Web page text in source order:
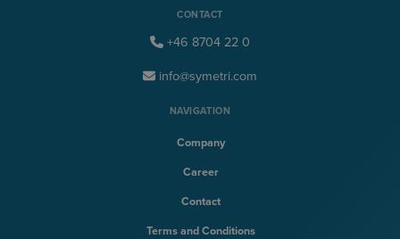
CONTACT
+46 8704 22 0
info@symetri.com
NAVIGATION
Company
Career
Contact
Terms and Conditions